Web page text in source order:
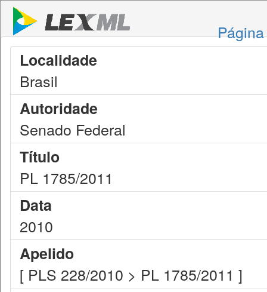
Localidade
Brasil
Autoridade
Senado Federal
Título
PL 1785/2011
Data
2010
Apelido
[ PLS 228/2010 > PL 1785/2011 ]